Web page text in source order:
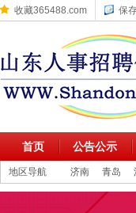
收藏365488.com 保
首页 公告公示
地区导航 济南 青岛